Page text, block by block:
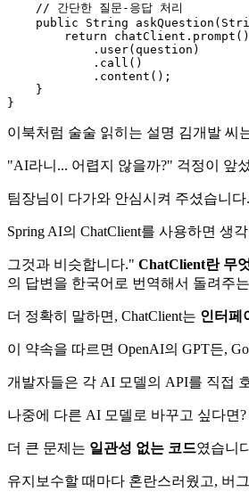
// 간단한 질문-응답 처리
public String askQuestion
return chatClient.prompt()
            .user(question)
            .call()
            .content();
    }
이북처럼 술술 읽히는 설명 김개발 씨
"AI라니... 어렵지 않을까?" 걱정이 앞
팀장님이 다가와 안심시켜 주셨습니
Spring AI의 ChatClient를 사용하면 생
그것과 비슷합니다." ChatClient란 무
의 답변을 한국어로 번역해서 돌려주
더 정확히 말하면, ChatClient는 인터페
이 약속을 따르면 OpenAI의 GPT든,
개발자들은 각 AI 모델의 API를 직접
나중에 다른 AI 모델로 바꾸고 싶다면
더 큰 문제는 일관성 없는 코드였습니
유지보수할 때마다 혼란스러웠고, 버